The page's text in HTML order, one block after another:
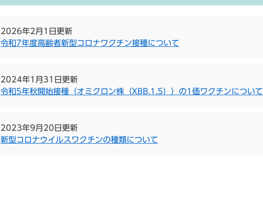
2026年2月1日更新
令和7年度高齢者新型コロナワクチン接種について
2024年1月31日更新
令和5年秋開始接種（オミクロン株（XBB.1.5））の1価ワクチンについて
2023年9月20日更新
新型コロナウイルスワクチンの種類について